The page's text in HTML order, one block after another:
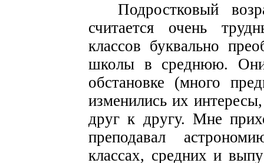
Подростковый
считается очень
классов буквально
школы в среднюю. Они
обстановке (много
изменились их
друг к другу. Мне
преподавал
классах, средних и